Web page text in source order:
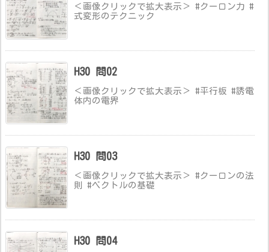
＜画像クリックで拡大表示＞ #クーロン力 #
式変形のテクニック
H30 問02
＜画像クリックで拡大表示＞ #平行板 #誘電
体内の電界
H30 問03
＜画像クリックで拡大表示＞ #クーロンの法
則 #ベクトルの基礎
H30 問04